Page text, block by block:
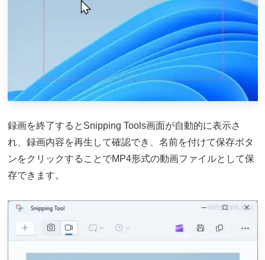
録画を終了するとSnipping Tools画面が自動的に表示さ
れ、録画内容を再生して確認でき、名前を付けて保存ボタ
ンをクリックすることでMP4形式の動画ファイルとして保
存できます。